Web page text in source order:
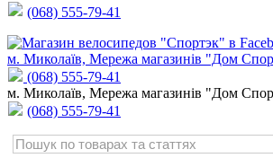
(068) 555-79-41
м. Миколаїв, Мережа магазинів "Дом
(068) 555-79-41
м. Миколаїв, Мережа магазинів "Дом
(068) 555-79-41